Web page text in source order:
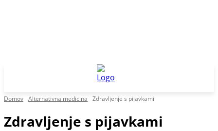
Domov Alternativna medicina Zdravljenje s pijavkami
Zdravljenje s pijavkami